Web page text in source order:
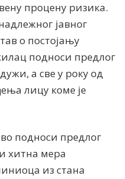
процену ризика.
јавног
о постојању
подноси предлог
а све у року од
лицу коме је
подноси предлог
хитна мера
из стана